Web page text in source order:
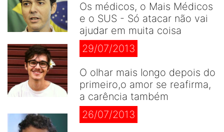
Os médicos, o Mais Médicos
e o SUS - Só atacar não vai
ajudar em muita coisa
29/07/2013
O olhar mais longo depois do
primeiro,o amor se reafirma,
a carência também
26/07/2013